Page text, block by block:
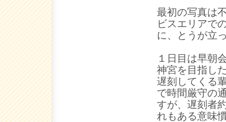
最初の写真は
ビスエリアで
に、とうが立
１日目は早朝
神宮を目指し
遅刻してくる
で時間厳守の
すが、遅刻者
れもある意味